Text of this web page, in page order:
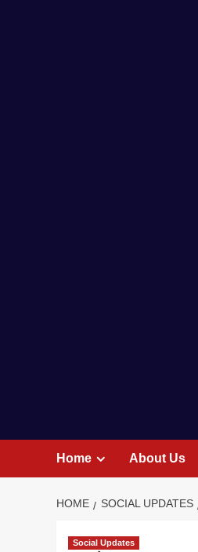
Home About Us
HOME SOCIAL UPDATES
Social Updates